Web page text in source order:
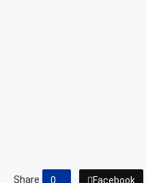
Share 0 Facebook